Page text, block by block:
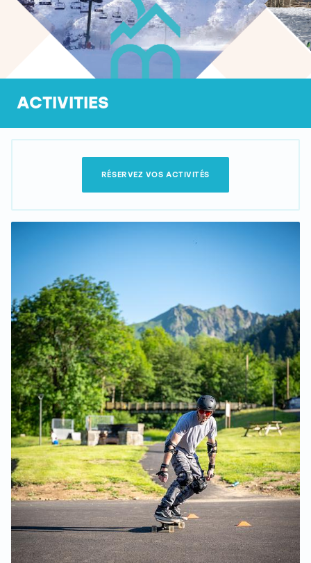
ACTIVITIES
RÉSERVEZ VOS ACTIVITÉS